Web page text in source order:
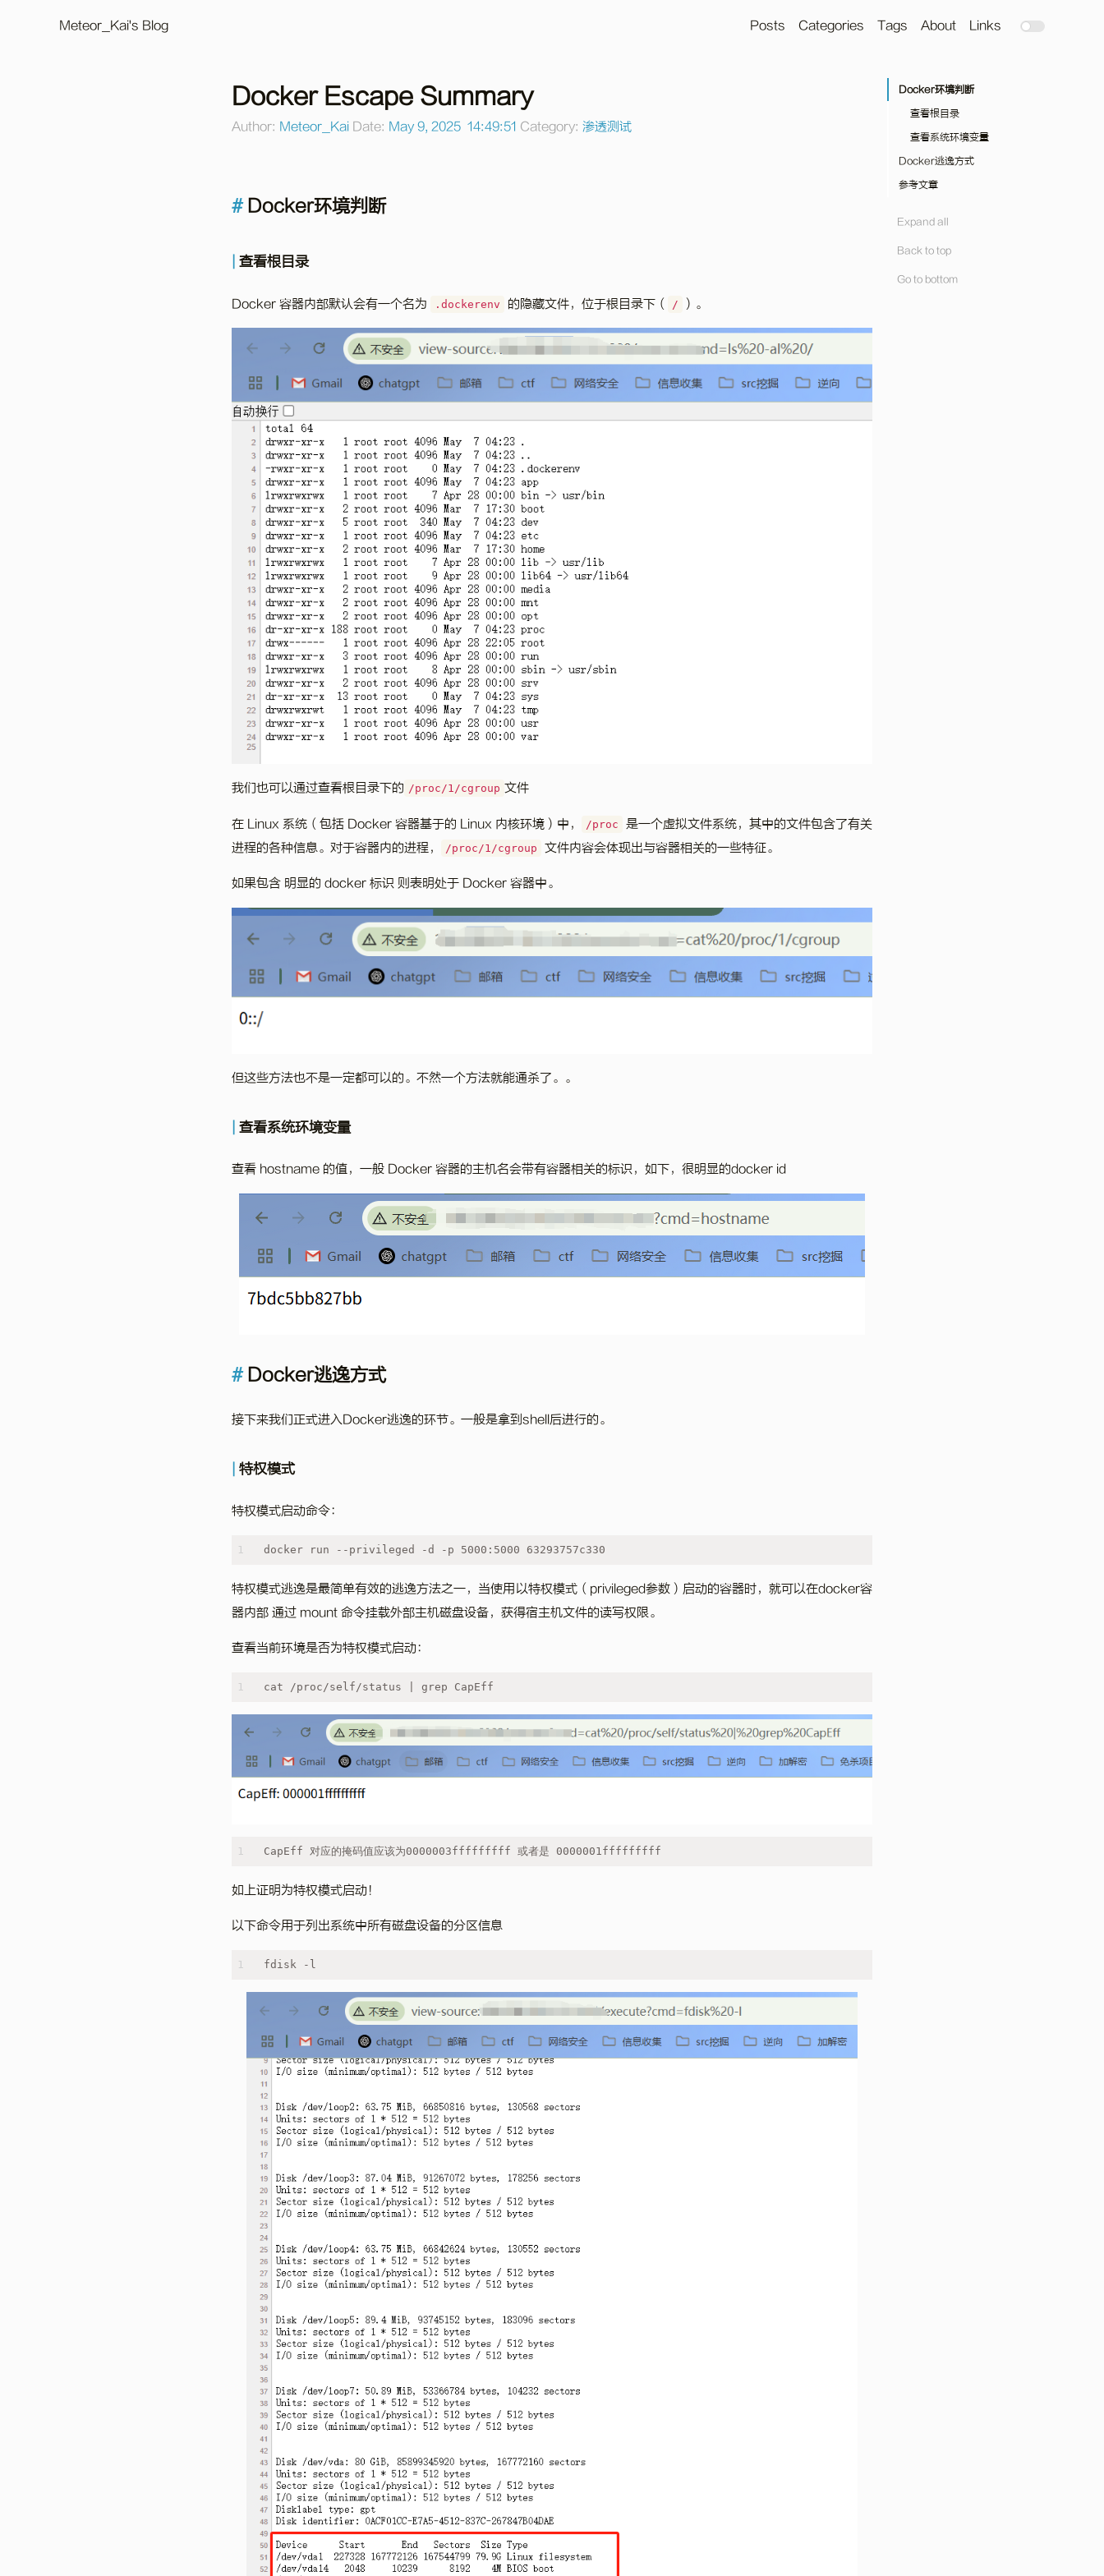
Meteor_Kai's Blog Posts Categories Tags About Links
Docker环境判断
查看根目录
查看系统环境变量
Docker逃逸方式
特权模式
Docker Procfs危险挂载
Cgroup配置错误
参考文章
Expand all
Back to top
Go to bottom
Docker Escape Summary
Author: Meteor_Kai Date: May 9, 2025 14:49:51 Category: 渗透测试
Docker环境判断
查看根目录
Docker 容器内部默认会有一个名为 .dockerenv 的隐藏文件，位于根目录下（ / ）。
我们也可以通过查看根目录下的 /proc/1/cgroup 文件
在 Linux 系统（包括 Docker 容器基于的 Linux 内核环境）中， /proc
是一个虚拟文件系统，其中的文件包含了有关
进程的各种信息。对于容器内的进程，
/proc/1/cgroup 文件内容会体现出与容器相关的一些特征。
如果包含 明显的 docker 标识 则表明处于 Docker 容器中。
但这些方法也不是一定都可以的。不然一个方法就能通杀了。。
查看系统环境变量
查看 hostname 的值，一般 Docker 容器的主机名会带有容器相关的标识，如下，很明显的docker id
Docker逃逸方式
接下来我们正式进入Docker逃逸的环节。一般是拿到shell后进行的。
特权模式
特权模式启动命令：
1 docker run --privileged -d -p 5000:5000 63293757c330
特权模式逃逸是最简单有效的逃逸方法之一，当使用以特权模式（privileged参数）启动的容器时，就可以在docker容
器内部 通过 mount 命令挂载外部主机磁盘设备，获得宿主机文件的读写权限。
查看当前环境是否为特权模式启动：
1 cat /proc/self/status | grep CapEff
1 CapEff 对应的掩码值应该为0000003fffffffff 或者是 0000001fffffffff
如上证明为特权模式启动！
以下命令用于列出系统中所有磁盘设备的分区信息
1 fdisk -l